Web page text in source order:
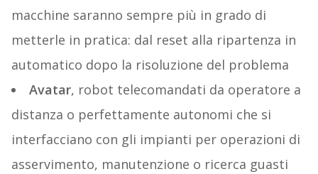
macchine saranno sempre più in grado di
metterle in pratica: dal reset alla ripartenza in
automatico dopo la risoluzione del problema
Avatar, robot telecomandati da operatore a
distanza o perfettamente autonomi che si
interfacciano con gli impianti per operazioni di
asservimento, manutenzione o ricerca guasti